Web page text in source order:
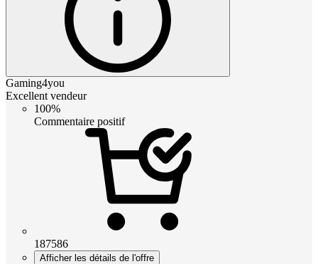
Gaming4you
Excellent vendeur
100%
Commentaire positif
187586
Afficher les détails de l'offre